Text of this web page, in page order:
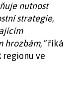
nutnost
strategie,
hrozbám,“říká
regionu ve